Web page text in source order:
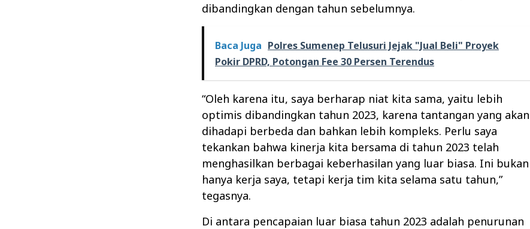
dibandingkan dengan tahun sebelumnya.
Baca Juga Polres Sumenep Telusuri Jejak "Jual Beli" Proyek
Pokir DPRD, Potongan Fee 30 Persen Terendus
“Oleh karena itu, saya berharap niat kita sama, yaitu lebih
optimis dibandingkan tahun 2023, karena tantangan yang akan
dihadapi berbeda dan bahkan lebih kompleks. Perlu saya
tekankan bahwa kinerja kita bersama di tahun 2023 telah
menghasilkan berbagai keberhasilan yang luar biasa. Ini bukan
hanya kerja saya, tetapi kerja tim kita selama satu tahun,”
tegasnya.
Di antara pencapaian luar biasa tahun 2023 adalah penurunan